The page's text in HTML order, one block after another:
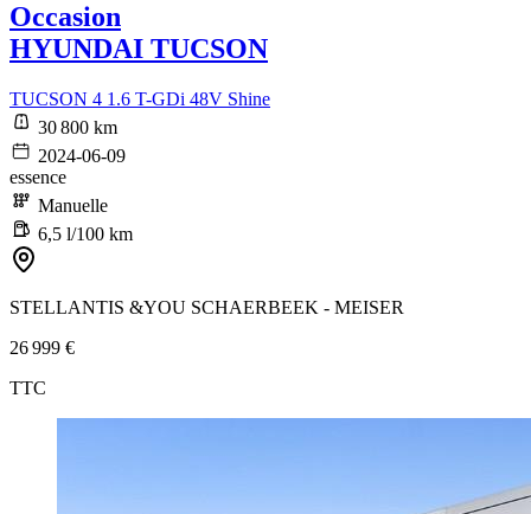
Occasion
HYUNDAI TUCSON
TUCSON 4 1.6 T-GDi 48V Shine
30 800 km
2024-06-09
essence
Manuelle
6,5 l/100 km
STELLANTIS &YOU SCHAERBEEK - MEISER
26 999 €
TTC